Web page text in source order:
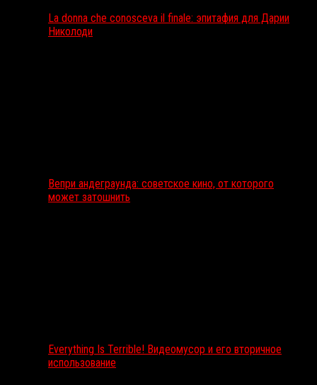
La donna che conosceva il finale: эпитафия для Дарии
Николоди
Вепри андеграунда: советское кино, от которого
может затошнить
Everything Is Terrible! Видеомусор и его вторичное
использование